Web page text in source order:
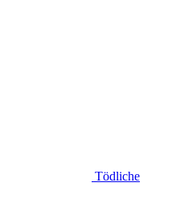
Tödliche